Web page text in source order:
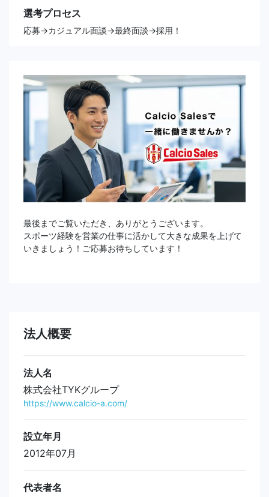
選考プロセス
応募→カジュアル面談→最終面談→採用！
最後までご覧いただき、ありがとうございます。
スポーツ経験を営業の仕事に活かして大きな成果を上げて
いきましょう！ご応募お待ちしています！
法人概要
法人名
株式会社TYKグループ
https://www.calcio-a.com/
設立年月
2012年07月
代表者名